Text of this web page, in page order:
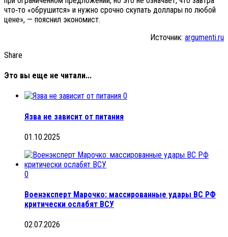
что‑то «обрушится» и нужно срочно скупать доллары по любой
цене», — пояснил экономист.
Источник: argumenti.ru
Share
Это вы еще не читали...
0
Язва не зависит от питания
01.10.2025
0
Военэксперт Марочко: массированные удары ВС РФ
критически ослабят ВСУ
02.07.2026